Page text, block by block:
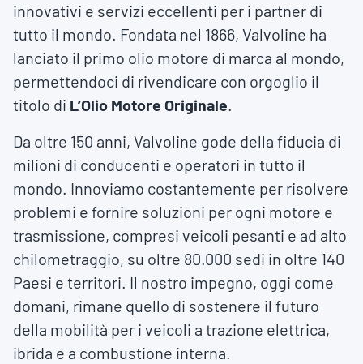
innovativi e servizi eccellenti per i partner di
tutto il mondo. Fondata nel 1866, Valvoline ha
lanciato il primo olio motore di marca al mondo,
permettendoci di rivendicare con orgoglio il
titolo di L’Olio Motore Originale.
Da oltre 150 anni, Valvoline gode della fiducia di
milioni di conducenti e operatori in tutto il
mondo. Innoviamo costantemente per risolvere
problemi e fornire soluzioni per ogni motore e
trasmissione, compresi veicoli pesanti e ad alto
chilometraggio, su oltre 80.000 sedi in oltre 140
Paesi e territori. Il nostro impegno, oggi come
domani, rimane quello di sostenere il futuro
della mobilità per i veicoli a trazione elettrica,
ibrida e a combustione interna.